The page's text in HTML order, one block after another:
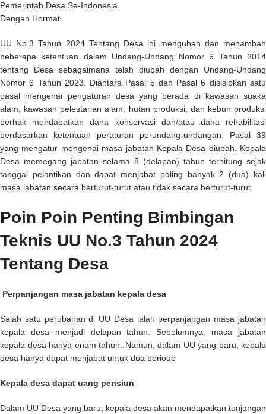
Pemerintah Desa Se-Indonesia
Dengan Hormat
UU No.3 Tahun 2024 Tentang Desa ini mengubah dan menambah
beberapa ketentuan dalam Undang-Undang Nomor 6 Tahun 2014
tentang Desa sebagaimana telah diubah dengan Undang-Undang
Nomor 6 Tahun 2023. Diantara Pasal 5 dan Pasal 6 disisipkan satu
pasal mengenai pengaturan desa yang berada di kawasan suaka
alam, kawasan pelestarian alam, hutan produksi, dan kebun produksi
berhak mendapatkan dana konservasi dan/atau dana rehabilitasi
berdasarkan ketentuan peraturan perundang-undangan. Pasal 39
yang mengatur mengenai masa jabatan Kepala Desa diubah. Kepala
Desa memegang jabatan selama 8 (delapan) tahun terhitung sejak
tanggal pelantikan dan dapat menjabat paling banyak 2 (dua) kali
masa jabatan secara berturut-turut atau tidak secara berturut-turut
Poin Poin Penting Bimbingan
Teknis UU No.3 Tahun 2024
Tentang Desa
Perpanjangan masa jabatan kepala desa
Salah satu perubahan di UU Desaialah perpanjangan masa jabatan
kepala desa menjadi delapan tahun. Sebelumnya, masa jabatan
kepala desa hanya enam tahun. Namun, dalam UU yang baru, kepala
desa hanya dapat menjabat untuk dua periode
Kepala desa dapat uang pensiun
Dalam UU Desa yang baru, kepala desa akan mendapatkan tunjangan